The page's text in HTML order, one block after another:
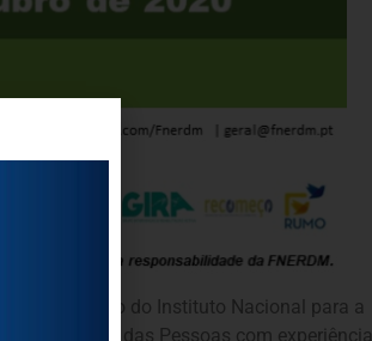
do Instituto Nacional para a
dos Direitos das Pessoas com experiência